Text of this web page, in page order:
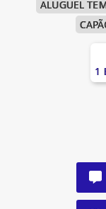
ALUGUEL
1